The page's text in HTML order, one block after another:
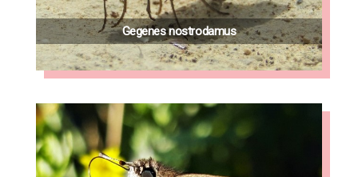
Gegenes nostrodamus